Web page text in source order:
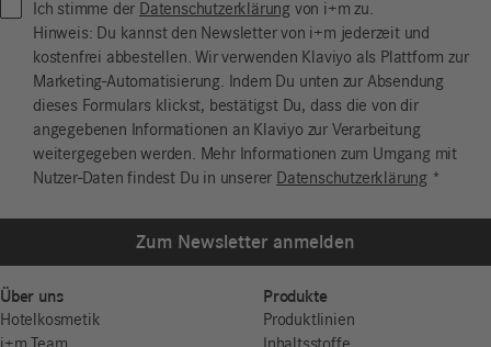
Ich stimme der Datenschutzerklärung von i+m zu.
Hinweis: Du kannst den Newsletter von i+m jederzeit und
kostenfrei abbestellen. Wir verwenden Klaviyo als Plattform zur
Marketing-Automatisierung. Indem Du unten zur Absendung
dieses Formulars klickst, bestätigst Du, dass die von dir
angegebenen Informationen an Klaviyo zur Verarbeitung
weitergegeben werden. Mehr Informationen zum Umgang mit
Nutzer-Daten findest Du in unserer Datenschutzerklärung*
Zum Newsletter anmelden
Über uns
Hotelkosmetik
Produkte
Produktlinien